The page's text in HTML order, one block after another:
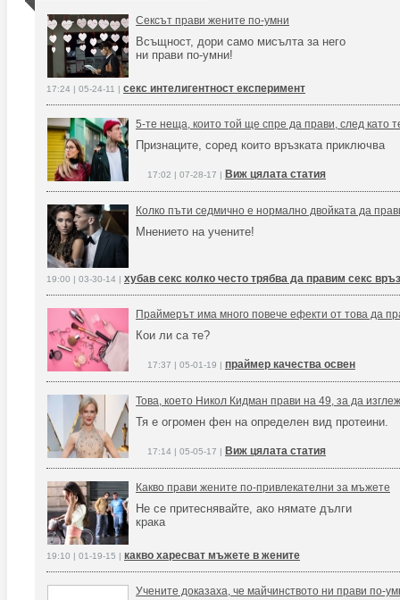
Сексът прави жените по-умни
Всъщност, дори само мисълта за него
ни прави по-умни!
17:24 | 05-24-11 | секс интелигентност експеримент
5-те неща, които той ще спре да прави, след като
Признаците, соред които връзката приключва
17:02 | 07-28-17 | Виж цялата статия
Колко пъти седмично е нормално двойката да
Мнението на учените!
19:00 | 03-30-14 | хубав секс колко често трябва да правим секс
Праймерът има много повече ефекти от това да
Кои ли са те?
17:37 | 05-01-19 | праймер качества освен
Това, което Никол Кидман прави на 49, за да
Тя е огромен фен на определен вид протеини.
17:14 | 05-05-17 | Виж цялата статия
Какво прави жените по-привлекателни за мъжете
Не се притеснявайте, ако нямате дълги
крака
19:10 | 01-19-15 | какво харесват мъжете в жените
Учените доказаха, че майчинството ни прави по-